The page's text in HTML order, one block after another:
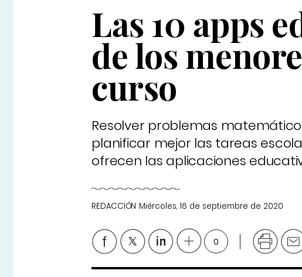
Las 10 apps
de los
curso
Resolver problemas
planificar mejor las tareas
ofrecen las aplicaciones
REDACCIÓN Miércoles, 16 de septiembre de 2020
0